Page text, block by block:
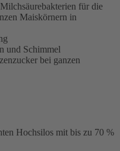
für die
Maiskörnern in
und Schimmel
bei ganzen
Hochsilos mit bis zu 70 %